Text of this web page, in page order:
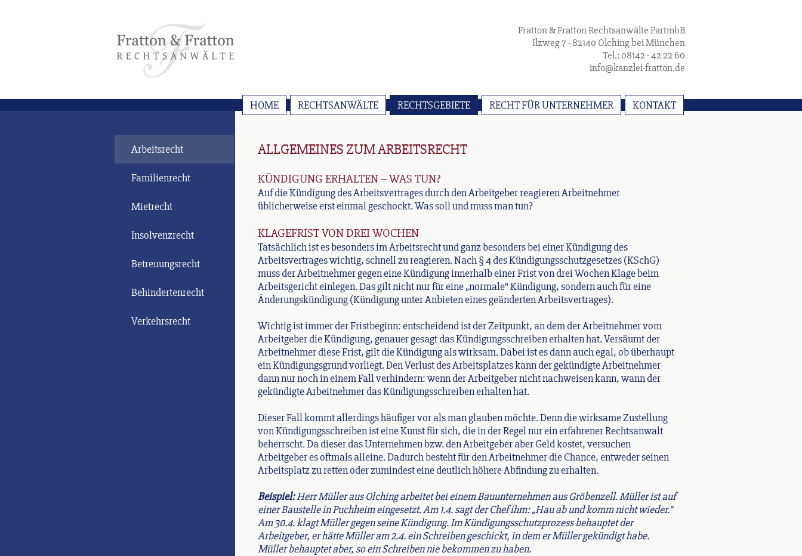
Fratton & Fratton Rechtsanwälte PartmbB
Ilzweg 7 · 82140 Olching bei München
Tel.: 08142 - 42 22 60
info@kanzlei-fratton.de
HOME RECHTSANWÄLTE RECHTSGEBIETE RECHT FÜR UNTERNEHMER KONTAKT
Arbeitsrecht
Familienrecht
Mietrecht
Insolvenzrecht
Betreuungsrecht
Behindertenrecht
Verkehrsrecht
ALLGEMEINES ZUM ARBEITSRECHT
KÜNDIGUNG ERHALTEN – WAS TUN?
Auf die Kündigung des Arbeitsvertrages durch den Arbeitgeber reagieren Arbeitnehmer
üblicherweise erst einmal geschockt. Was soll und muss man tun?
KLAGEFRIST VON DREI WOCHEN
Tatsächlich ist es besonders im Arbeitsrecht und ganz besonders bei einer Kündigung des
Arbeitsvertrages wichtig, schnell zu reagieren. Nach § 4 des Kündigungsschutzgesetzes (KSchG)
muss der Arbeitnehmer gegen eine Kündigung innerhalb einer Frist von drei Wochen Klage beim
Arbeitsgericht einlegen. Das gilt nicht nur für eine „normale“ Kündigung, sondern auch für eine
Änderungskündigung (Kündigung unter Anbieten eines geänderten Arbeitsvertrages).
Wichtig ist immer der Fristbeginn: entscheidend ist der Zeitpunkt, an dem der Arbeitnehmer vom
Arbeitgeber die Kündigung, genauer gesagt das Kündigungsschreiben erhalten hat. Versäumt der
Arbeitnehmer diese Frist, gilt die Kündigung als wirksam. Dabei ist es dann auch egal, ob überhaupt
ein Kündigungsgrund vorliegt. Den Verlust des Arbeitsplatzes kann der gekündigte Arbeitnehmer
dann nur noch in einem Fall verhindern: wenn der Arbeitgeber nicht nachweisen kann, wann der
gekündigte Arbeitnehmer das Kündigungsschreiben erhalten hat.
Dieser Fall kommt allerdings häufiger vor als man glauben möchte. Denn die wirksame Zustellung
von Kündigungsschreiben ist eine Kunst für sich, die in der Regel nur ein erfahrener Rechtsanwalt
beherrscht. Da dieser das Unternehmen bzw. den Arbeitgeber aber Geld kostet, versuchen
Arbeitgeber es oftmals alleine. Dadurch besteht für den Arbeitnehmer die Chance, entweder seinen
Arbeitsplatz zu retten oder zumindest eine deutlich höhere Abfindung zu erhalten.
Beispiel:Herr Müller aus Olching arbeitet bei einem Bauunternehmen aus Gröbenzell. Müller ist auf
einer Baustelle in Puchheim eingesetzt. Am 1.4. sagt der Chef ihm: „Hau ab und komm nicht wieder.“
Am 30.4. klagt Müller gegen seine Kündigung. Im Kündigungsschutzprozess behauptet der
Arbeitgeber, er hätte Müller am 2.4. ein Schreiben geschickt, in dem er Müller gekündigt habe.
Müller behauptet aber, so ein Schreiben nie bekommen zu haben.